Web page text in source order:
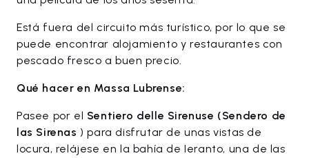
Está fuera del circuito más turístico, por lo que se
puede encontrar alojamiento y restaurantes con
pescado fresco a buen precio.
Qué hacer en Massa Lubrense:
Pasee por el Sentiero delle Sirenuse (Sendero de
las Sirenas ) para disfrutar de unas vistas de
locura, relájese en la bahía de Ieranto, una de las